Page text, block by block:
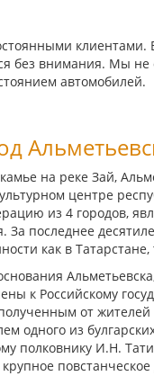
клиентами.
без внимания. Мы
автомобилей.
на реке Зай,
центре
из 4 городов,
последнее
как в
к Российскому
от жителей
одного из
полковнику И.Н.